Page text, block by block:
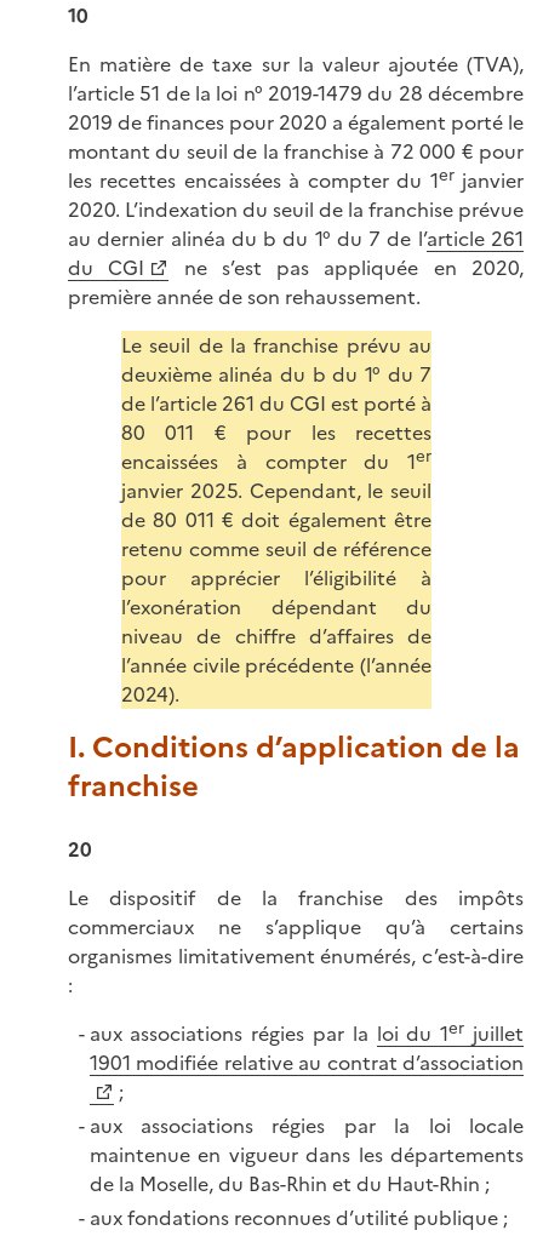
10
En matière de taxe sur la valeur ajoutée (TVA),
l’article 51 de la loi n° 2019-1479 du 28 décembre
2019 de finances pour 2020 a également porté le
montant du seuil de la franchise à 72 000 € pour
les recettes encaissées à compter du 1erjanvier
2020. L’indexation du seuil de la franchise prévue
au dernier alinéa du b du 1° du 7 de l’article 261
du CGI
ne s’est pas appliquée en 2020,
première année de son rehaussement.
Le seuil de la franchise prévu au
deuxième alinéa du b du 1° du 7
de l’article 261 du CGI est porté à
80 011 € pour les recettes
encaissées à compter du 1er
janvier 2025. Cependant, le seuil
de 80 011 € doit également être
retenu comme seuil de référence
pour apprécier l’éligibilité à
l’exonération dépendant du
niveau de chiffre d’affaires de
l’année civile précédente (l’année
2024).
I. Conditions d’application de la
franchise
20
Le dispositif de la franchise des impôts
commerciaux ne s’applique qu’à certains
organismes limitativement énumérés, c’est-à-dire
:
aux associations régies par la loi du 1er juillet
1901 modifiée relative au contrat d’association
;
aux associations régies par la loi locale
maintenue en vigueur dans les départements
de la Moselle, du Bas-Rhin et du Haut-Rhin ;
aux fondations reconnues d’utilité publique ;